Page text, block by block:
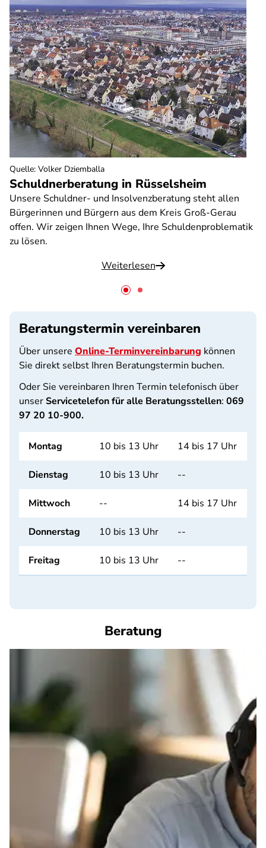
Schuldnerberatung in Rüsselsheim
Unsere Schuldner- und Insolvenzberatung steht allen
Bürgerinnen und Bürgern aus dem Kreis Groß-Gerau
offen. Wir zeigen Ihnen Wege, Ihre Schuldenproblematik
zu lösen.
Weiterlesen
Quelle: Volker Dziemballa
Beratungstermin vereinbaren
Über unsere Online-Terminvereinbarung können
Sie direkt selbst Ihren Beratungstermin buchen.
Oder Sie vereinbaren Ihren Termin telefonisch über
unserServicetelefon für alle Beratungsstellen: 069
97 20 10-900.
Montag 10 bis 13 Uhr 14 bis 17 Uhr
Dienstag 10 bis 13 Uhr --
Mittwoch -- 14 bis 17 Uhr
Donnerstag 10 bis 13 Uhr --
Freitag 10 bis 13 Uhr --
Beratung